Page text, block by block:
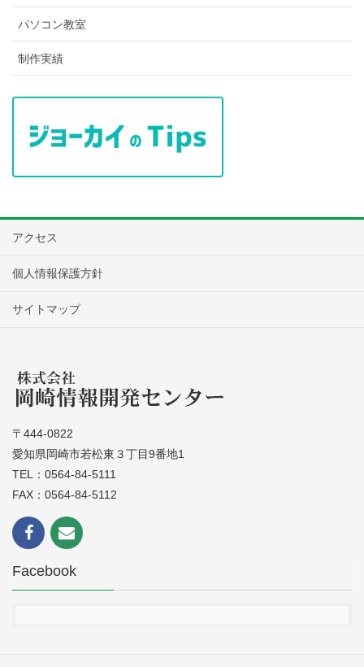
パソコン教室
制作実績
アクセス
個人情報保護方針
サイトマップ
〒444-0822
愛知県岡崎市若松東３丁目9番地1
TEL：0564-84-5111
FAX：0564-84-5112
Facebook